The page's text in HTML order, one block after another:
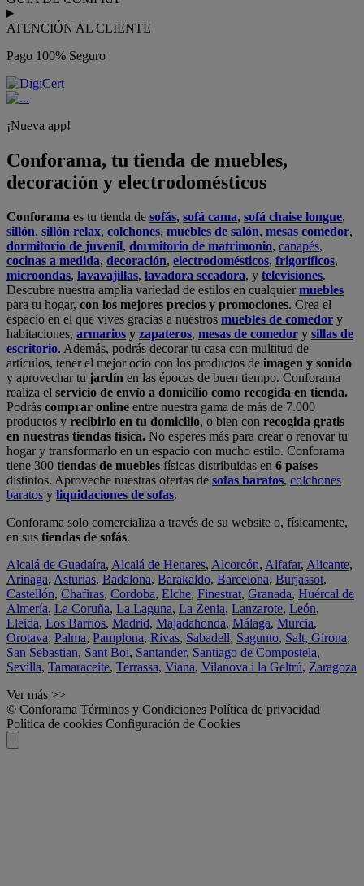
ATENCIÓN AL CLIENTE
Pago 100% Seguro
¡Nueva app!
Conforama, tu tienda de muebles,
decoración y electrodomésticos
Conforama es tu tienda de sofás, sofá cama, sofá chaise longue,
sillón, sillón relax, colchones, muebles de salón, mesas comedor,
dormitorio de juvenil, dormitorio de matrimonio, canapés,
cocinas a medida, decoración, electrodomésticos, frigoríficos,
microondas, lavavajillas, lavadora secadora, y televisiones.
Descubre nuestra amplia variedad de estilos en cualquiermuebles
para tu hogar, con los mejores precios y promociones. Crea el
espacio en el que vives gracias a nuestros muebles de comedor y
habitaciones, armarios y zapateros, mesas de comedor y sillas de
escritorio. Además, podrás decorar tu casa con multitud de
artículos, tener el mejor ocio con los productos de imagen y sonido
y aprovechar tu jardín en las épocas de buen tiempo. Conforama
realiza el servicio de envío a domicilio como recogida en tienda.
Podrás comprar online entre nuestra gama de más de 7.000
productos y recibirlo en tu domicilio, o bien con recogida gratis
en nuestras tiendas física. No esperes más para crear o renovar tu
hogar y transformarlo en un espacio con mucho estilo. Conforama
tiene 300 tiendas de muebles físicas distribuidas en 6 países
distintos. Aproveche nuestras ofertas de sofas baratos, colchones
baratos y liquidaciones de sofas.
Conforama solo comercializa a través de su website o, físicamente,
en sus tiendas de sofás.
Alcalá de Guadaíra, Alcalá de Henares, Alcorcón, Alfafar, Alicante,
Arinaga, Asturias, Badalona, Barakaldo, Barcelona, Burjassot,
Castellón, Chafiras, Cordoba, Elche, Finestrat, Granada, Huércal de
Almería, La Coruña, La Laguna, La Zenia, Lanzarote, León,
Lleida, Los Barrios, Madrid, Majadahonda, Málaga, Murcia,
Orotava, Palma, Pamplona, Rivas, Sabadell, Sagunto, Salt, Girona,
San Sebastian, Sant Boi, Santander, Santiago de Compostela,
Sevilla, Tamaraceite, Terrassa, Viana, Vilanova i la Geltrú, Zaragoza
Ver más >>
© Conforama Términos y Condiciones Política de privacidad
Política de cookies Configuración de Cookies